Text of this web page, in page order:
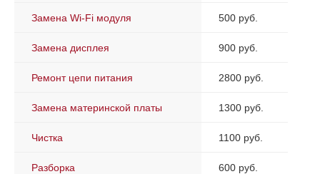
Замена Wi-Fi модуля 500 руб.
Замена дисплея 900 руб.
Ремонт цепи питания 2800 руб.
Замена материнской платы 1300 руб.
Чистка 1100 руб.
Разборка 600 руб.